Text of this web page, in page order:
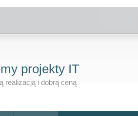
projekty IT
realizacją i dobrą ceną